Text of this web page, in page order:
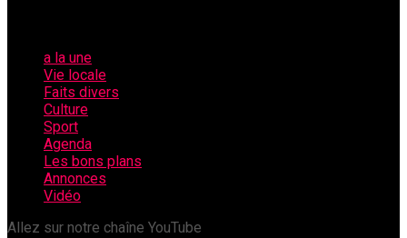
a la une
Vie locale
Faits divers
Culture
Sport
Agenda
Les bons plans
Annonces
Vidéo
Allez sur notre chaîne YouTube